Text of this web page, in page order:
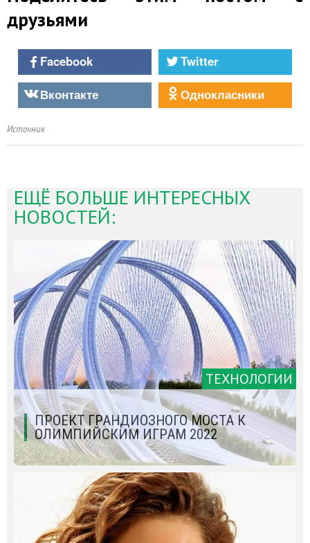
друзьями
Facebook
Twitter
Вконтакте
Однокласники
Источник
ЕЩЁ БОЛЬШЕ ИНТЕРЕСНЫХ
НОВОСТЕЙ:
ТЕХНОЛОГИИ
ПРОЕКТ ГРАНДИОЗНОГО МОСТА К
ОЛИМПИЙСКИМ ИГРАМ 2022